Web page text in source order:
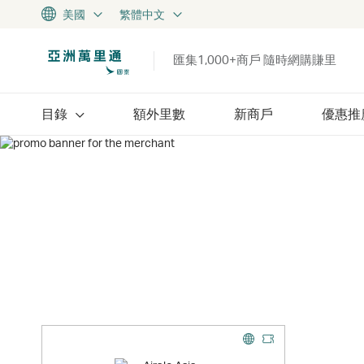
美國 繁體中文
匯集1,000+商戶 隨時網購賺里
目錄 額外里數 新商戶 優惠推